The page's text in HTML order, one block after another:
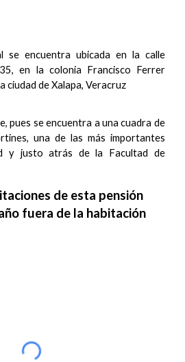
se encuentra ubicada en la calle
en la colonia Francisco Ferrer
ciudad de Xalapa, Veracruz
pues se encuentra a una cuadra de
una de las más importantes
y justo atrás de la Facultad de
de esta pensión
fuera de la habitación